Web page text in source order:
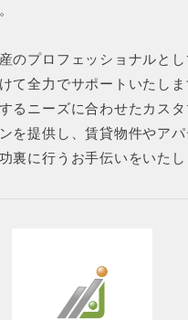
のプロフェッショナルと
て全力でサポートいたしま
るニーズに合わせたカス
を提供し、賃貸物件やア
裏に行うお手伝いをいたし